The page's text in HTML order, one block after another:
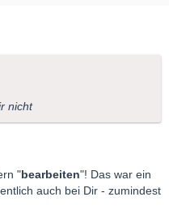
nicht
"bearbeiten"! Das war ein
auch bei Dir - zumindest